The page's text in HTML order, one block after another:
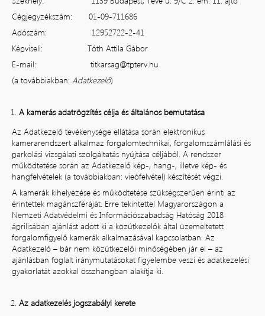
Cégjegyzékszám: 01-09-711686
Adószám: 12952722-2-41
Képviseli: Tóth Attila Gábor
E-mail: titkarsag@tpterv.hu
(a továbbiakban: Adatkezelő)
A kamerás adatrögzítés célja és általános bemutatása
Az Adatkezelő tevékenysége ellátása során elektronikus
kamerarendszert alkalmaz forgalomtechnikai, forgalomszámlálási és
parkolási vizsgálati szolgáltatás nyújtása céljából. A rendszer
működtetése során az Adatkezelő kép-, hang-, illetve kép- és
hangfelvételek (a továbbiakban: vieófelvétel) készítését végzi.
A kamerák kihelyezése és működtetése szükségszerűen érinti az
érintettek magánszféráját. Erre tekintettel Magyarországon a
Nemzeti Adatvédelmi és Információszabadság Hatóság 2018
áprilisában ajánlást adott ki a közútkezelők által üzemeltetett
forgalomfigyelő kamerák alkalmazásával kapcsolatban. Az
Adatkezelő – bár nem közútkezelői minőségében jár el – az
ajánlásban foglalt iránymutatásokat figyelembe veszi és adatkezelési
gyakorlatát azokkal összhangban alakítja ki.
Az adatkezelés jogszabályi kerete